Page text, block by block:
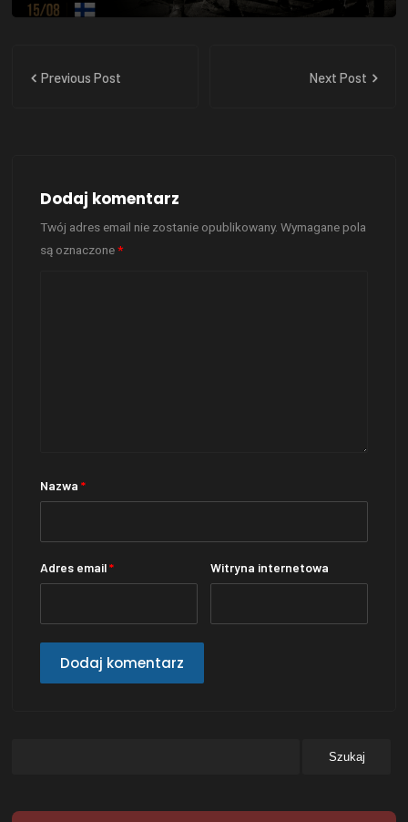
Previous Post Next Post
Dodaj komentarz
Twój adres email nie zostanie opublikowany. Wymagane pola
są oznaczone*
Nazwa*
Adres email* Witryna internetowa